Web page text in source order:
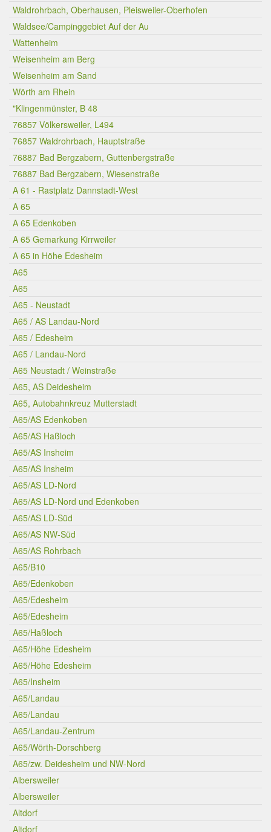
Waldrohrbach, Oberhausen, Pleisweiler-Oberhofen
Waldsee/Campinggebiet Auf der Au
Wattenheim
Weisenheim am Berg
Weisenheim am Sand
Wörth am Rhein
"Klingenmünster, B 48
76857 Völkersweiler, L494
76857 Waldrohrbach, Hauptstraße
76887 Bad Bergzabern, Guttenbergstraße
76887 Bad Bergzabern, Wiesenstraße
A 61 - Rastplatz Dannstadt-West
A 65
A 65 Edenkoben
A 65 Gemarkung Kirrweiler
A 65 in Höhe Edesheim
A65
A65
A65 - Neustadt
A65 / AS Landau-Nord
A65 / Edesheim
A65 / Landau-Nord
A65 Neustadt / Weinstraße
A65, AS Deidesheim
A65, Autobahnkreuz Mutterstadt
A65/AS Edenkoben
A65/AS Haßloch
A65/AS Insheim
A65/AS Insheim
A65/AS LD-Nord
A65/AS LD-Nord und Edenkoben
A65/AS LD-Süd
A65/AS NW-Süd
A65/AS Rohrbach
A65/B10
A65/Edenkoben
A65/Edesheim
A65/Edesheim
A65/Haßloch
A65/Höhe Edesheim
A65/Höhe Edesheim
A65/Insheim
A65/Landau
A65/Landau
A65/Landau-Zentrum
A65/Wörth-Dorschberg
A65/zw. Deidesheim und NW-Nord
Albersweiler
Albersweiler
Altdorf
Altdorf